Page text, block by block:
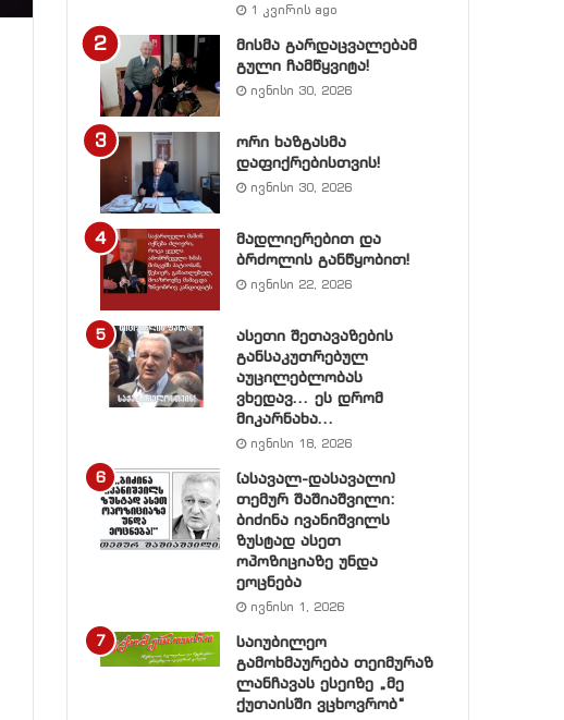
1 კვირის ago
მისმა გარდაცვალებამ
გული ჩამწყვიტა!
ივნისი 30, 2026
ორი ხაზგასმა
დაფიქრებისთვის!
ივნისი 30, 2026
მადლიერებით და
ბრძოლის განწყობით!
ივნისი 22, 2026
ასეთი შეთავაზების
განსაკუთრებულ
აუცილებლობას
ვხედავ… ეს დრომ
მიკარნახა…
ივნისი 18, 2026
(ასავალ-დასავალი)
თემურ შაშიაშვილი:
ბიძინა ივანიშვილს
ზუსტად ასეთ
ოპოზიციაზე უნდა
ეოცნება
ივნისი 1, 2026
საიუბილეო
გამოხმაურება თეიმურაზ
ლანჩავას ესეიზე „მე
ქუთაისში ვცხოვრობ“